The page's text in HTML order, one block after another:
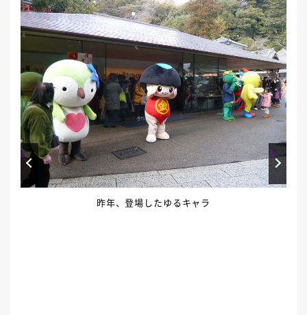
昨年、登場したゆるキャラ
Prev Next